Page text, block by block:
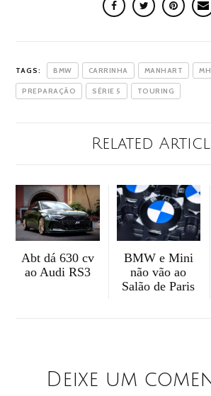
TAGS: BMW CARRINHA MANHART
PREPARAÇÃO SÉRIE 5 TOURING
Related
Abt dá 630 cv
ao Audi RS3
BMW e Mini
não vão ao
Salão de Paris
Deixe um